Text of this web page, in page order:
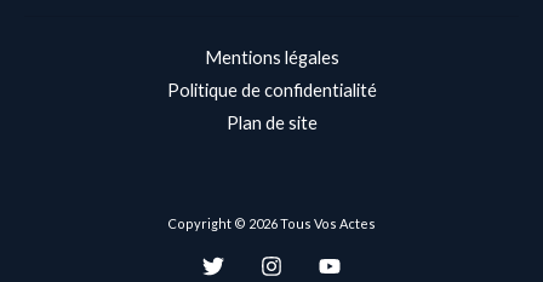
Mentions légales
Politique de confidentialité
Plan de site
Copyright © 2026 Tous Vos Actes